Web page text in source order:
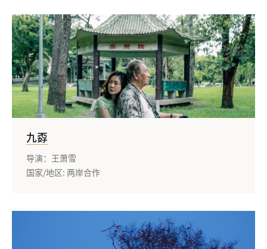
九孬
导演：王萧雪
国家/地区: 两岸合作